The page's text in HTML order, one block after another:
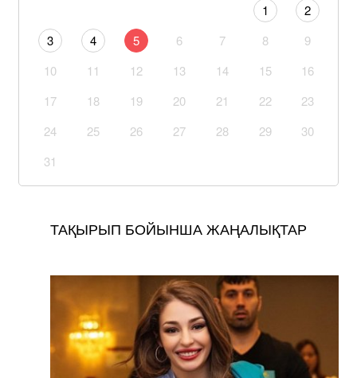
1
2
3
4 5 6 7 8
9
10
11 12 13 14 15
16
17
18 19 20 21 22
23
24
25 26 27 28 29
30
31
ТАҚЫРЫП БОЙЫНША ЖАҢАЛЫҚТАР